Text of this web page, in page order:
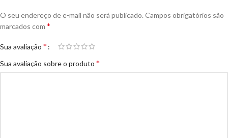
O seu endereço de e-mail não será publicado. Campos obrigatórios são
marcados com *
Sua avaliação *
Sua avaliação sobre o produto *